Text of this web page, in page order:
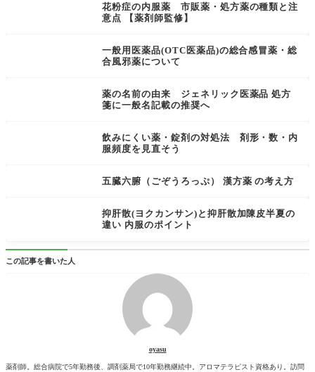
花粉症の内服薬 市販薬・処方薬の種類と注
意点 【薬剤師監修】
一般用医薬品(OTC医薬品)の総合感冒薬・総
合風邪薬について
薬の名前の由来 ジェネリック医薬品 処方
箋に一般名記載の推奨へ
飲みにくい薬・錠剤の対処法 剤形・数・内
服頻度を見直そう
五臓六腑（ごぞうろっぷ） 漢方薬 の考え方
抑肝散(ヨクカンサン)と抑肝散加陳皮半夏の
違い 内服のポイント
この記事を書いた人
oyasu
薬剤師。総合病院で5年勤務後、調剤薬局で10年勤務継続中。アロマテラピスト資格あり。訪問